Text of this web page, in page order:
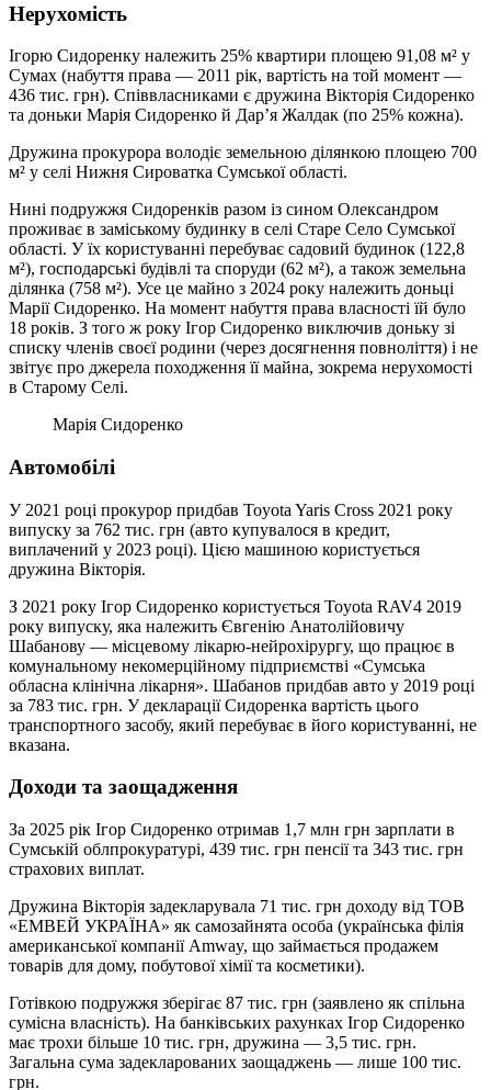
Нерухомість
Ігорю Сидоренку належить 25% квартири площею 91,08 м² у
Сумах (набуття права — 2011 рік, вартість на той момент —
436 тис. грн). Співвласниками є дружина Вікторія Сидоренко
та доньки Марія Сидоренко й Дар’я Жалдак (по 25% кожна).
Дружина прокурора володіє земельною ділянкою площею 700
м² у селі Нижня Сироватка Сумської області.
Нині подружжя Сидоренків разом із сином Олександром
проживає в заміському будинку в селі Старе Село Сумської
області. У їх користуванні перебуває садовий будинок (122,8
м²), господарські будівлі та споруди (62 м²), а також земельна
ділянка (758 м²). Усе це майно з 2024 року належить доньці
Марії Сидоренко. На момент набуття права власності їй було
18 років. З того ж року Ігор Сидоренко виключив доньку зі
списку членів своєї родини (через досягнення повноліття) і не
звітує про джерела походження її майна, зокрема нерухомості
в Старому Селі.
Марія Сидоренко
Автомобілі
У 2021 році прокурор придбав Toyota Yaris Cross 2021 року
випуску за 762 тис. грн (авто купувалося в кредит,
виплачений у 2023 році). Цією машиною користується
дружина Вікторія.
З 2021 року Ігор Сидоренко користується Toyota RAV4 2019
року випуску, яка належить Євгенію Анатолійовичу
Шабанову — місцевому лікарю-нейрохірургу, що працює в
комунальному некомерційному підприємстві «Сумська
обласна клінічна лікарня». Шабанов придбав авто у 2019 році
за 783 тис. грн. У декларації Сидоренка вартість цього
транспортного засобу, який перебуває в його користуванні, не
вказана.
Доходи та заощадження
За 2025 рік Ігор Сидоренко отримав 1,7 млн грн зарплати в
Сумській облпрокуратурі, 439 тис. грн пенсії та 343 тис. грн
страхових виплат.
Дружина Вікторія задекларувала 71 тис. грн доходу від ТОВ
«ЕМВЕЙ УКРАЇНА» як самозайнята особа (українська філія
американської компанії Amway, що займається продажем
товарів для дому, побутової хімії та косметики).
Готівкою подружжя зберігає 87 тис. грн (заявлено як спільна
сумісна власність). На банківських рахунках Ігор Сидоренко
має трохи більше 10 тис. грн, дружина — 3,5 тис. грн.
Загальна сума задекларованих заощаджень — лише 100 тис.
грн.